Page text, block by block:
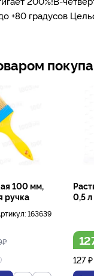
+80 градусов
100 мм,
ручка
163639
₽
0,5 л
127₽